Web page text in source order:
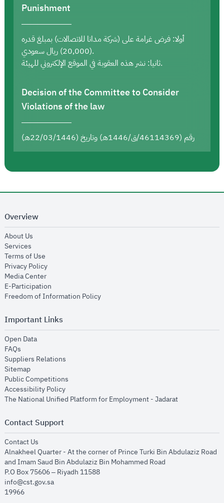
Punishment
أولا: فرض غرامة على (شركة مدانا للاتصالات) بمبلغ قدره
(20,000) ريال سعودي.
ثانيا: نشر هذه العقوبة في الموقع الإلكتروني للهيئة.
Decision of the Committee to Consider
Violations of the law
رقم (46114369/ق/1446هـ) وتاريخ (22/03/1446هـ)
Overview
About Us
Services
Terms of Use
Privacy Policyopens in new window
Media Centeropens in new window
E-Participation
Freedom of Information Policyopens in new window
Important Links
Open Dataopens in new window
FAQs
Suppliers Relations
Sitemapopens in new window
Public Competitions
Accessibility Policyopens in new window
The National Unified Platform for Employment - Jadaratopens in new
Contact Support
Contact Us
Alnakheel Quarter - At the corner of Prince Turki Bin Abdulaziz Road
and Imam Saud Bin Abdulaziz Bin Mohammed Road​
P.O Box 75606 – Riyadh 11588
info@cst.gov.sa
19966